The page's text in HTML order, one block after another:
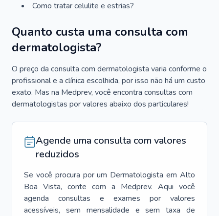
Como tratar celulite e estrias?
Quanto custa uma consulta com
dermatologista?
O preço da consulta com dermatologista varia conforme o
profissional e a clínica escolhida, por isso não há um custo
exato. Mas na Medprev, você encontra consultas com
dermatologistas por valores abaixo dos particulares!
Agende uma consulta com valores
reduzidos
Se você procura por um Dermatologista em Alto
Boa Vista, conte com a Medprev. Aqui você
agenda consultas e exames por valores
acessíveis, sem mensalidade e sem taxa de